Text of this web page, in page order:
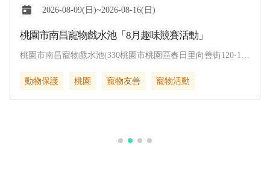
2026-08-09(日)~2026-08-16(日)
桃園市南昌寵物戲水池「8月趣味競賽活動」
桃園市南昌寵物戲水池(330桃園市桃園區春日里向善街120-1
動物保護
桃園 寵物友善 寵物活動